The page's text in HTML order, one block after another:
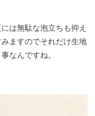
は無駄な泡立ちも抑え
ますのでそれだけ生地
なんですね。